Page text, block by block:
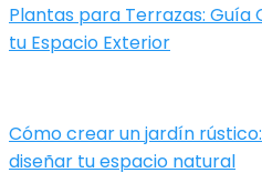
Plantas para Terrazas:
tu Espacio Exterior
Cómo crear un jardín
diseñar tu espacio natural